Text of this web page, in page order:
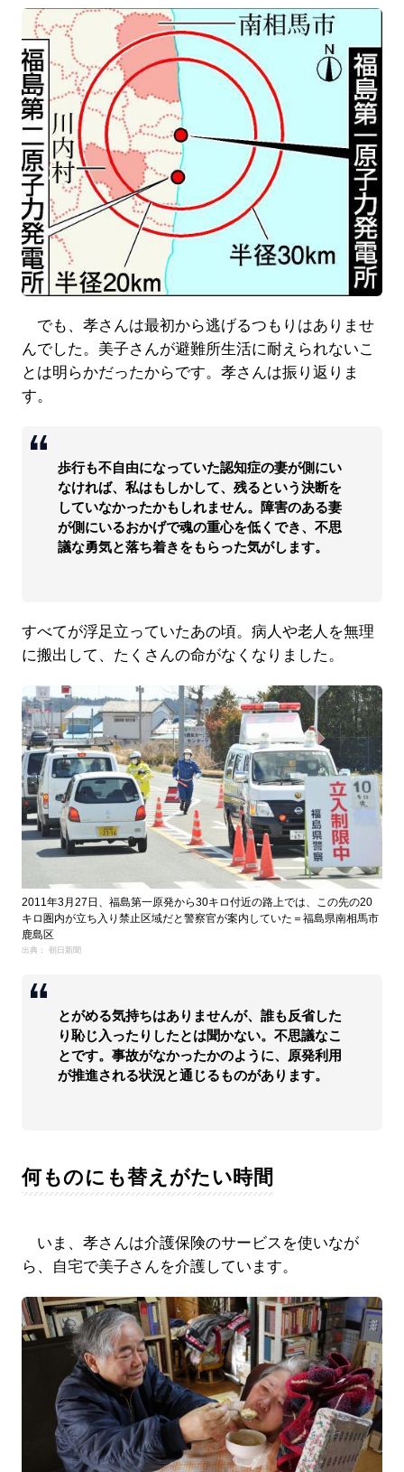
でも、孝さんは最初から逃げるつもりはありませ
んでした。美子さんが避難所生活に耐えられないこ
とは明らかだったからです。孝さんは振り返りま
す。
歩行も不自由になっていた認知症の妻が側にい
なければ、私はもしかして、残るという決断を
していなかったかもしれません。障害のある妻
が側にいるおかげで魂の重心を低くでき、不思
議な勇気と落ち着きをもらった気がします。
すべてが浮足立っていたあの頃。病人や老人を無理
に搬出して、たくさんの命がなくなりました。
2011年3月27日、福島第一原発から30キロ付近の路上では、この先の20
キロ圏内が立ち入り禁止区域だと警察官が案内していた＝福島県南相馬市
鹿島区
出典： 朝日新聞
とがめる気持ちはありませんが、誰も反省した
り恥じ入ったりしたとは聞かない。不思議なこ
とです。事故がなかったかのように、原発利用
が推進される状況と通じるものがあります。
何ものにも替えがたい時間
いま、孝さんは介護保険のサービスを使いなが
ら、自宅で美子さんを介護しています。